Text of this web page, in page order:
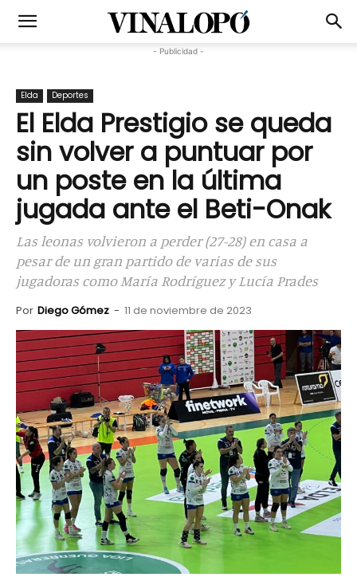
- Publicidad -
Elda Deportes
El Elda Prestigio se queda
sin volver a puntuar por
un poste en la última
jugada ante el Beti-Onak
Las leonas volvieron a perder (27-28) en casa a
pesar de un gran partido de varias de sus
jugadoras como María Rodríguez y Lucía Prades
Por Diego Gómez - 11 de noviembre de 2023